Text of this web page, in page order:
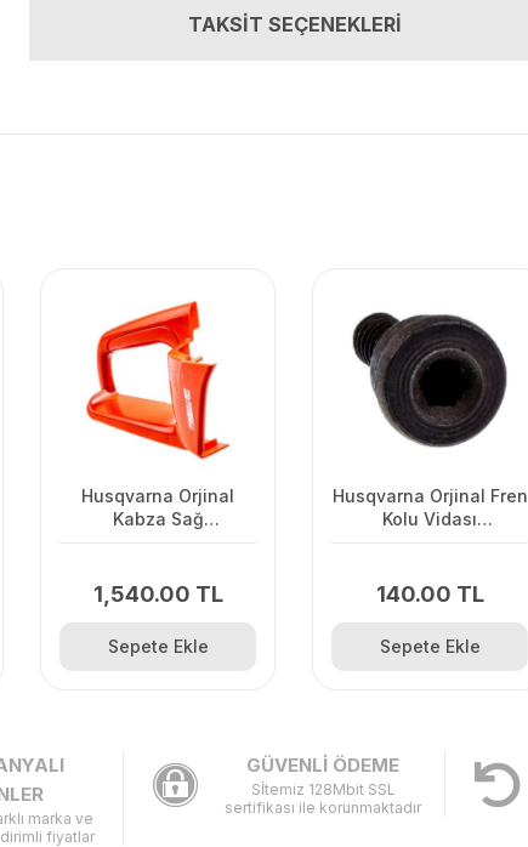
TAKSİT SEÇENEKLERİ
Husqvarna Orjinal
Kabza Sağ
1,540.00 TL
Sepete Ekle
Husqvarna Orjinal Fren
Kolu Vidası
140.00 TL
Sepete Ekle
marka ve
fiyatlar
GÜVENLİ ÖDEME
Sİtemiz 128Mbit SSL
sertifikası ile korunmaktadır